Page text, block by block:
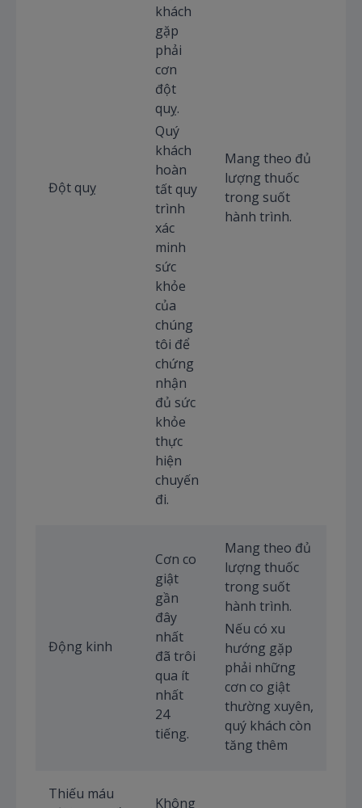
Đột quỵ
khách
gặp
phải
cơn
đột
quỵ.
Quý
khách
hoàn
tất quy
trình
xác
minh
sức
khỏe
của
chúng
tôi để
chứng
nhận
đủ sức
khỏe
thực
hiện
chuyến
đi.
Mang theo đủ
lượng thuốc
trong suốt
hành trình.
Động kinh
Cơn co
giật
gần
đây
nhất
đã trôi
qua ít
nhất
24
tiếng.
Mang theo đủ
lượng thuốc
trong suốt
hành trình.
Nếu có xu
hướng gặp
phải những
cơn co giật
thường xuyên,
quý khách còn
tăng thêm
Thiếu máu
Không